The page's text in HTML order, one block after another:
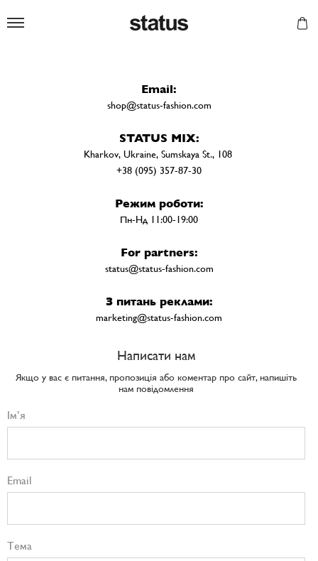
Email:
shop@status-fashion.com
STATUS MIX:
Kharkov, Ukraine, Sumskaya St., 108
+38 (095) 357-87-30
Режим роботи:
Пн-Нд 11:00-19:00
For partners:
status@status-fashion.com
З питань реклами:
marketing@status-fashion.com
Написати нам
Якщо у вас є питання, пропозиція або коментар про сайт, напишіть
нам повідомлення
Ім’я
Email
Тема